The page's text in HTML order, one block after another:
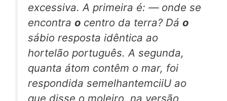
excessiva. A primeira é: — onde se
encontra o centro da terra? Dá o
sábio resposta idêntica ao
hortelão português. A segunda,
quanta átom contêm o mar, foi
respondida semelhantemciiU ao
que disse o moleiro, na versão